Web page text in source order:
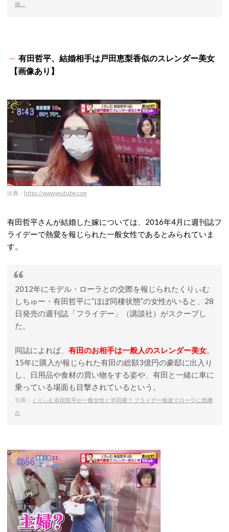
婚」
有田哲平、結婚相手は戸田恵梨香似のスレンダー美女
【画像あり】
出典： https://www.youtube.com
有田哲平さんが結婚した嫁については、2016年4月に週刊誌フ
ライデーで熱愛を報じられた一般女性であるとみられていま
す。
2012年にモデル・ローラとの交際を報じられたくりぃむ
しちゅー・有田哲平に“ほぼ同棲状態”の女性がいると、28
日発売の週刊誌「フライデー」（講談社）がスクープし
た。
同誌によれば、 有田のお相手は一般人のスレンダー美女。
15年に購入が報じられた有田の総額3億円の豪邸に出入り
し、日用品や食材の買い物をする姿や、有田と一緒に車に
乗っている場面も目撃されているという。
引用：
くりぃむ有田哲平が一般女性と半同棲？ フライデー報道でローラに危機
か